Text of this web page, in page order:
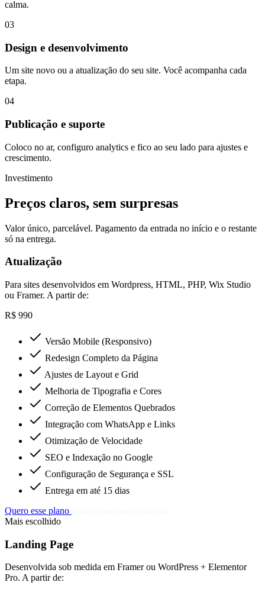
calma.
03
Design e desenvolvimento
Um site novo ou a atualização do seu site. Você acompanha cada
etapa.
04
Publicação e suporte
Coloco no ar, configuro analytics e fico ao seu lado para ajustes e
crescimento.
Investimento
Preços claros, sem surpresas
Valor único, parcelável. Pagamento da entrada no início e o restante
só na entrega.
Atualização
Para sites desenvolvidos em Wordpress, HTML, PHP, Wix Studio
ou Framer. A partir de:
R$ 990
Versão Mobile (Responsivo)
Redesign Completo da Página
Ajustes de Layout e Grid
Melhoria de Tipografia e Cores
Correção de Elementos Quebrados
Integração com WhatsApp e Links
Otimização de Velocidade
SEO e Indexação no Google
Configuração de Segurança e SSL
Entrega em até 15 dias
Quero esse plano
Mais escolhido
Landing Page
Desenvolvida sob medida em Framer ou WordPress + Elementor
Pro. A partir de: